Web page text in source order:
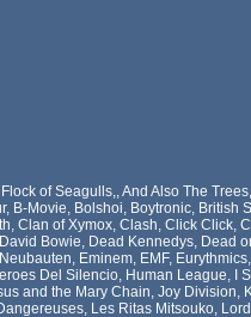
Flock of Seagulls,, And Also The
B-Movie, Bolshoi, Boytronic,
Clan of Xymox, Clash, Click Click,
Bowie, Dead Kennedys, Dead
Eminem, EMF,
Del Silencio, Human League, I
and the Mary Chain, Joy Division,
Les Ritas Mitsouko,